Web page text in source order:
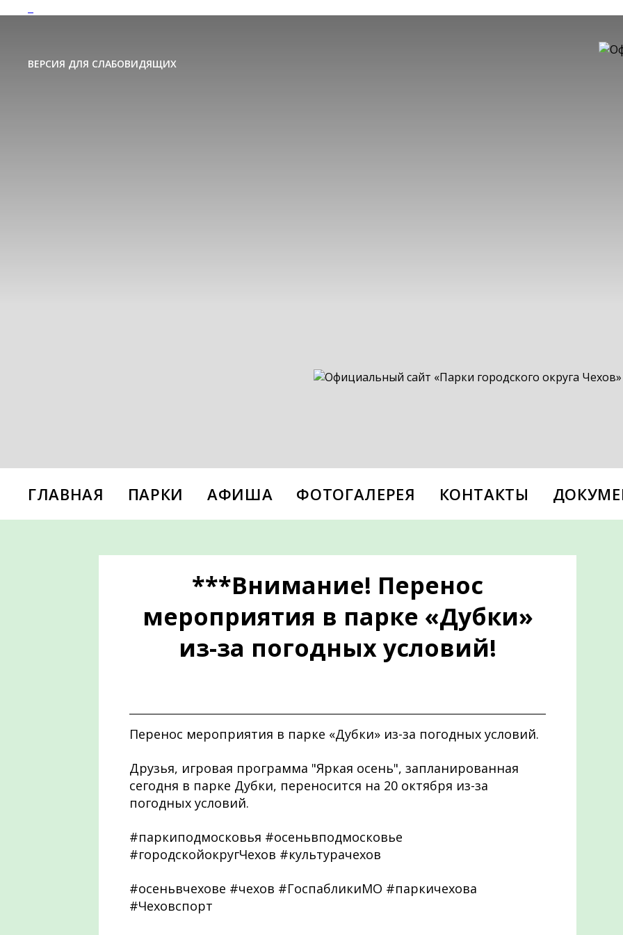
ВЕРСИЯ ДЛЯ СЛАБОВИДЯЩИХ
ГЛАВНАЯ ПАРКИ АФИША ФОТОГАЛЕРЕЯ КОНТАКТЫ
***Внимание! Перенос
мероприятия в парке «Дубки»
из-за погодных условий!
Перенос мероприятия в парке «Дубки» из-за погодных условий.
Друзья, игровая программа "Яркая осень", запланированная
сегодня в парке Дубки, переносится на 20 октября из-за
погодных условий.
#паркиподмосковья #осеньвподмосковье
#городскойокругЧехов #культурачехов
#осеньвчехове #чехов #ГоспабликиМО #паркичехова
#Чеховспорт